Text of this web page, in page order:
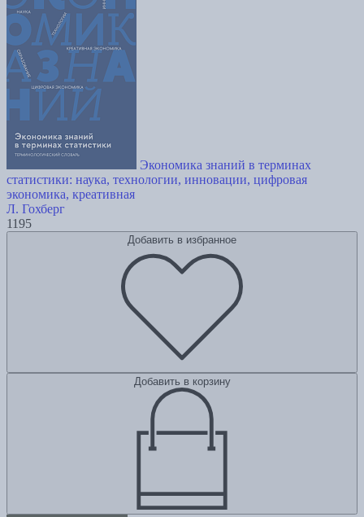
Экономика знаний в терминах
статистики: наука, технологии, инновации, цифровая
экономика, креативная
Л. Гохберг
1195
Добавить в избранное
Добавить в корзину